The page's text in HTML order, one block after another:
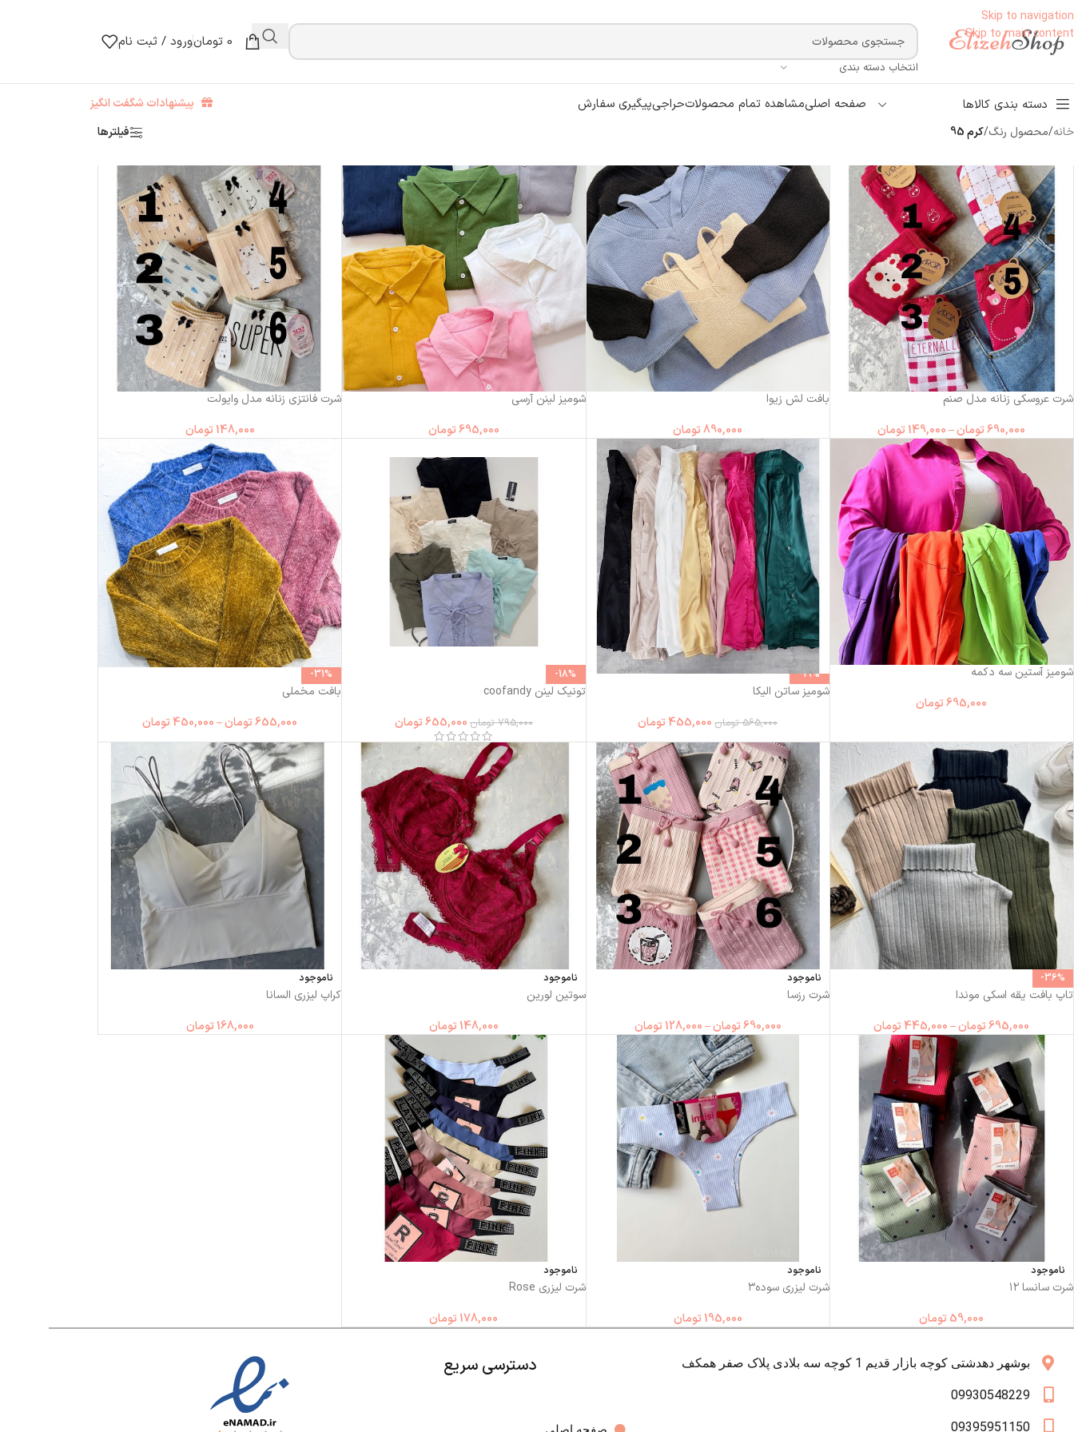
Skip to navigation
Skip to main content
انتخاب دسته بندی
0 تومانورود / ثبت نام
دسته بندی کالاها صفحه اصلیمشاهده تمام محصولاتحراجیپیگیری سفارش
پیشنهادات شگفت انگیز
خانه/محصول رنگ/کرم 95 فیلترها
شرت عروسکی زنانه مدل صنم
690,000 تومان–
149,000 تومان
بافت لش زیوا
890,000تومان
شومیز لینن آرسی
695,000تومان
شرت فانتزی زنانه مدل وایولت
148,000 تومان
شومیز آستین سه دکمه
695,000 تومان
-19%
شومیز ساتن الیکا
565,000 تومان 455,000 تومان
-18%
تونیک لینن coofandy
795,000 تومان 655,000تومان
-31%
بافت مخملی
655,000تومان–
450,000 تومان
-36%
تاپ بافت یقه اسکی موندا
695,000 تومان–
445,000 تومان
ناموجود
شرت رزسا
690,000تومان–
128,000 تومان
ناموجود
سوتین لورین
148,000 تومان
ناموجود
کراپ لیزری السانا
168,000 تومان
ناموجود
شرت سانسا ۱۲
59,000 تومان
ناموجود
شرت لیزری سوده۳
195,000 تومان
ناموجود
شرت لیزری Rose
178,000 تومان
بوشهر دهدشتی کوچه بازار قدیم 1 کوچه سه بلادی پلاک صفر همکف
09930548229
09395951150
دسترسی سریع